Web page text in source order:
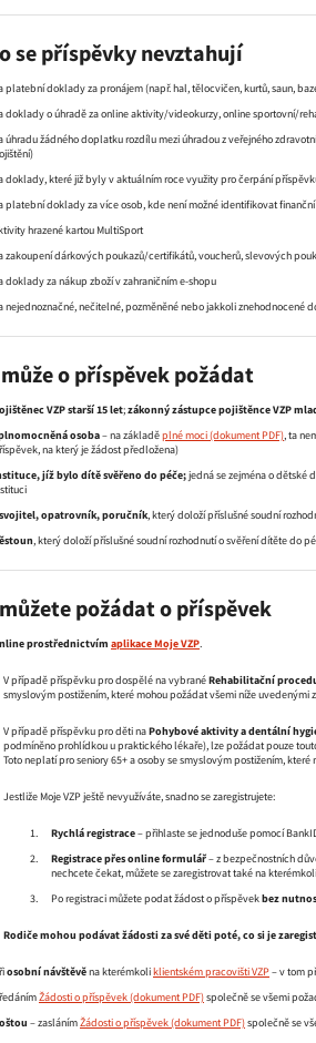
se příspěvky nevztahují
platební doklady za pronájem (např. hal, tělocvičen, kurtů, saun,
doklady o úhradě za online aktivity/videokurzy, online sportovní/
úhradu žádného doplatku rozdílu mezi úhradou z veřejného
doklady, které již byly v aktuálním roce využity pro čerpání
platební doklady za více osob, kde není možné identifikovat
hrazené kartou MultiSport
zakoupení dárkových poukazů/certifikátů, voucherů, slevových
doklady za nákup zboží v zahraničním e-shopu
nejednoznačné, nečitelné, pozměněné nebo jakkoli znehodnocené
o příspěvek požádat
VZP starší 15 let;zákonný zástupce pojištěnce VZP
osoba– na základěplné moci
, ta
na který je žádost předložena)
jíž bylo dítě svěřeno do péče;jedná se zejména o dětské
opatrovník, poručník, který doloží příslušné soudní
, který doloží příslušné soudní rozhodnutí o svěření dítěte do
požádat o příspěvek
prostřednictvím aplikace Moje VZP.
V případě příspěvku pro dospělé na vybranéRehabilitační
smyslovým postižením, které mohou požádat všemi níže uvedenými
V případě příspěvku pro děti naPohybové aktivity a dentální
podmíněno prohlídkou u praktického lékaře), lze požádat pouze
Toto neplatí pro seniory 65+ a osoby se smyslovým postižením,
Jestliže Moje VZP ještě nevyužíváte, snadno se zaregistrujete:
Rychlá registrace– přihlaste se jednoduše pomocí
Registrace přes online formulář– z bezpečnostních
nechcete čekat, můžete se zaregistrovat také na kterémkoli
Po registraci můžete podat žádost o příspěvekbez
Rodiče mohou podávat žádosti za své děti poté, co si je
osobní návštěvěna kterémkoliklientském pracovišti VZP– v tom
Žádosti o příspěvek společně se všemi
– zaslánímŽádosti o příspěvek společně se